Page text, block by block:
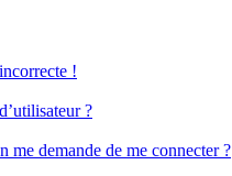
!
?
me demande de me connecter ?